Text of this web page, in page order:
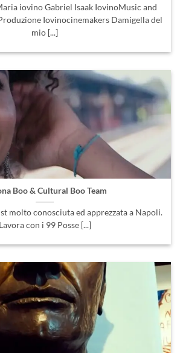
iovino Gabriel Isaak IovinoMusic and
Iovinocinemakers Damigella del
mio [...]
Boo & Cultural Boo Team
molto conosciuta ed apprezzata a Napoli.
Lavora con i 99 Posse [...]